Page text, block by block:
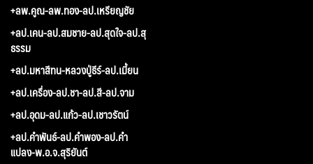
+ลพ.คูณ-ลพ.ทอง-ลป.เหรียญชัย
+ลป.เคน-ลป.สมชาย-ลป.สุดใจ-ลป.สุ
ธรรม
+ลป.มหาสีทน-หลวงปู่ธีร์-ลป.เมี้ยน
+ลป.เครื่อง-ลป.ชา-ลป.สี-ลป.จาม
+ลป.อุดม-ลป.แก้ว-ลป.เชาวรัตน์
+ลป.คำพันธ์-ลป.คำพอง-ลป.คำ
แปลง-พ.อ.จ.สุริยันต์